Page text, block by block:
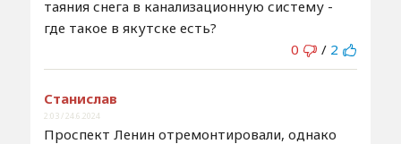
таяния снега в канализационную систему -
где такое в якутске есть?
0
/ 2
Станислав
2:03 / 24.6.2024
Проспект Ленин отремонтировали, однако